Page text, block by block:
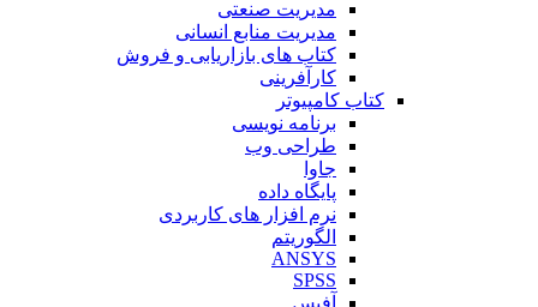
مدیریت صنعتی
مدیریت منابع انسانی
کتاب های بازاریابی و فروش
کارآفرینی
کتاب کامپیوتر
برنامه نویسی
طراحی وب
جاوا
پایگاه داده
نرم افزار های کاربردی
الگوریتم
ANSYS
SPSS
آفیس